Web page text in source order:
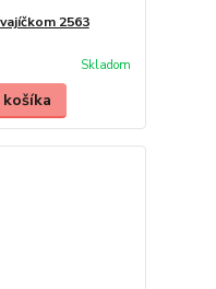
2563
Skladom